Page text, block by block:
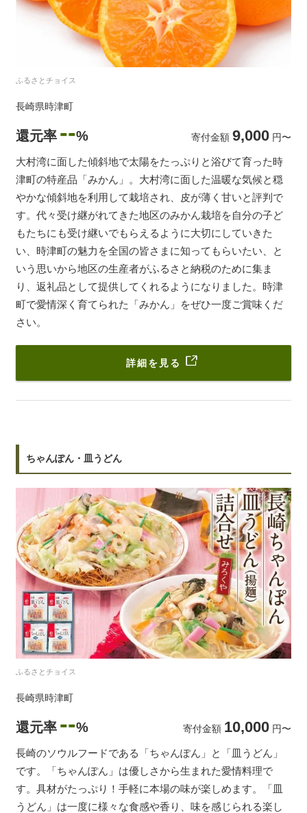
ふるさとチョイス
長崎県時津町
還元率 --% 寄付金額 9,000 円〜
大村湾に面した傾斜地で太陽をたっぷりと浴びて育った時
津町の特産品「みかん」。大村湾に面した温暖な気候と穏
やかな傾斜地を利用して栽培され、皮が薄く甘いと評判で
す。代々受け継がれてきた地区のみかん栽培を自分の子ど
もたちにも受け継いでもらえるように大切にしていきた
い、時津町の魅力を全国の皆さまに知ってもらいたい、と
いう思いから地区の生産者がふるさと納税のために集ま
り、返礼品として提供してくれるようになりました。時津
町で愛情深く育てられた「みかん」をぜひ一度ご賞味くだ
さい。
詳細を見る
ちゃんぽん・皿うどん
ふるさとチョイス
長崎県時津町
還元率 --% 寄付金額 10,000 円〜
長崎のソウルフードである「ちゃんぽん」と「皿うどん」
です。「ちゃんぽん」は優しさから生まれた愛情料理で
す。具材がたっぷり！手軽に本場の味が楽しめます。「皿
うどん」は一度に様々な食感や香り、味を感じられる楽し